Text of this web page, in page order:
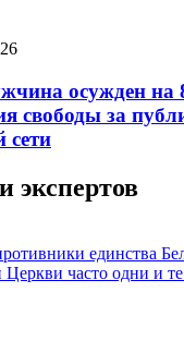
осужден на
свободы за
сети
экспертов
единства
Церкви часто одни и